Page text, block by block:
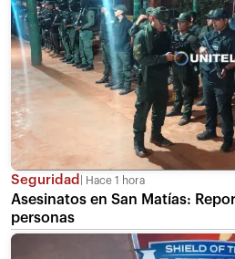
Seguridad Hace 1 hora
Asesinatos en San Matías:
personas